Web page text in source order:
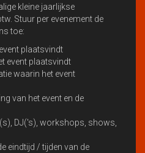
kleine jaarlijkse
Stuur per evenement de
toe:
plaatsvindt
event plaatsvindt
waarin het event
van het event en de
DJ('s), workshops, shows,
eindtijd / tijden van de